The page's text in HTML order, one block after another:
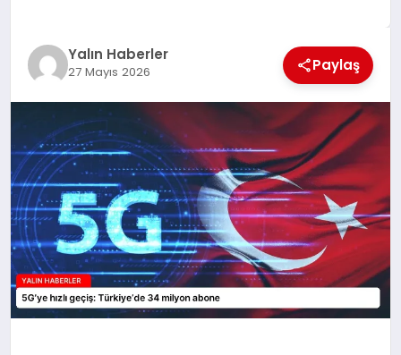
EĞİTİM
TEKNOLOJİ
MAGAZİN
SAĞLIK
Yalın Haberler
27 Mayıs 2026 Paylaş